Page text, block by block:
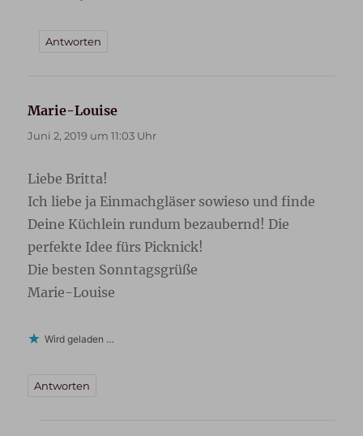
Antworten
Marie-Louise
Juni 2, 2019 um 11:03 Uhr
Liebe Britta!
Ich liebe ja Einmachgläser sowieso und finde
Deine Küchlein rundum bezaubernd! Die
perfekte Idee fürs Picknick!
Die besten Sonntagsgrüße
Marie-Louise
Wird geladen …
Antworten